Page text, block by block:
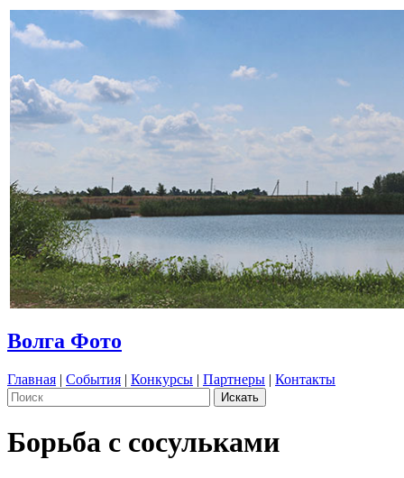
Волга Фото
Главная | События | Конкурсы | Партнеры | Контакты
Борьба с сосульками